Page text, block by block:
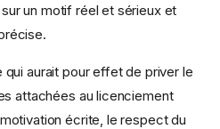
un motif réel et sérieux et
aurait pour effet de priver le
attachées au licenciement
écrite, le respect du